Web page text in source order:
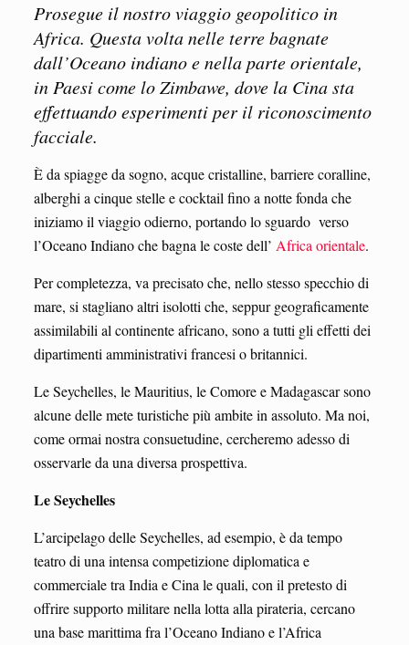
Prosegue il nostro viaggio geopolitico in
Africa. Questa volta nelle terre bagnate
dall’Oceano indiano e nella parte orientale,
in Paesi come lo Zimbawe, dove la Cina sta
effettuando esperimenti per il riconoscimento
facciale.
È da spiagge da sogno, acque cristalline, barriere coralline,
alberghi a cinque stelle e cocktail fino a notte fonda che
iniziamo il viaggio odierno, portando lo sguardo verso
l’Oceano Indiano che bagna le coste dell’ Africa orientale.
Per completezza, va precisato che, nello stesso specchio di
mare, si stagliano altri isolotti che, seppur geograficamente
assimilabili al continente africano, sono a tutti gli effetti dei
dipartimenti amministrativi francesi o britannici.
Le Seychelles, le Mauritius, le Comore e Madagascar sono
alcune delle mete turistiche più ambite in assoluto. Ma noi,
come ormai nostra consuetudine, cercheremo adesso di
osservarle da una diversa prospettiva.
Le Seychelles
L’arcipelago delle Seychelles, ad esempio, è da tempo
teatro di una intensa competizione diplomatica e
commerciale tra India e Cina le quali, con il pretesto di
offrire supporto militare nella lotta alla pirateria, cercano
una base marittima fra l’Oceano Indiano e l’Africa